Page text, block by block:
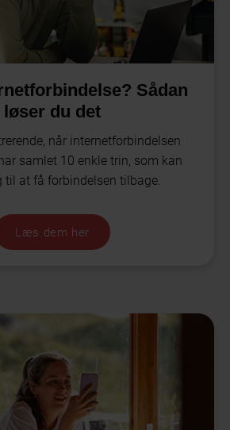
Sådan
løser du det
når internetforbindelsen
samlet 10 enkle trin, som kan
at få forbindelsen tilbage.
Læs dem her